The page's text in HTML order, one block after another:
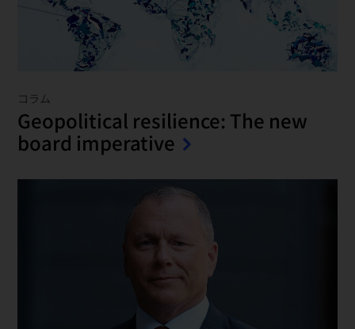
コラム
Geopolitical resilience: The new
board imperative